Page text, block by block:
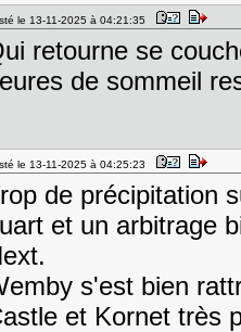
le 13-11-2025 à 04:21:35
retourne se
de sommeil
le 13-11-2025 à 04:25:23
de précipitation
et un arbitrage
s'est bien
et Kornet très